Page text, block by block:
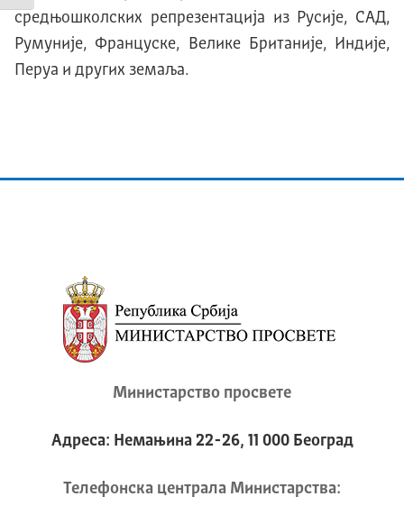
средњошколских репрезентација из Русије, САД,
Румуније, Француске, Велике Британије, Индије,
Перуа и других земаља.
Министарство просвете
Адреса: Немањина 22-26, 11 000 Београд
Телeфонска централа Mинистарства: